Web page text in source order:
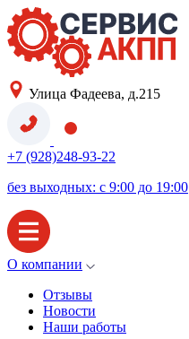
Улица Фадеева, д.215
+7 (928)248-93-22
без выходных: с 9:00 до 19:00
О компании
Отзывы
Новости
Наши работы